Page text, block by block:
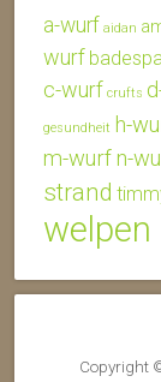
a-wurf aidan
wurf
c-wurf crufts
gesundheit h-
m-wurfn-
strand
welpen
Copyright